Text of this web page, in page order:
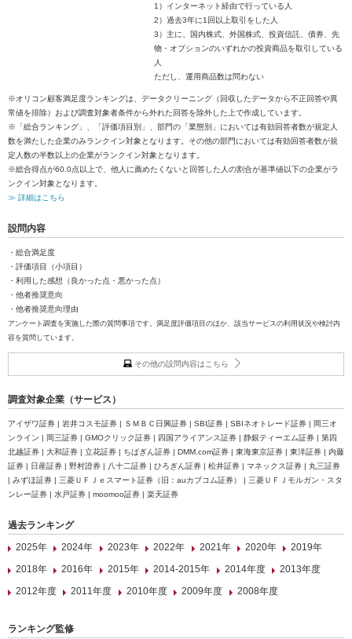
1）インターネット経由で行っている人
2）過去3年に1回以上取引をした人
3）主に、国内株式、外国株式、投資信託、債券、先
物・オプションのいずれかの投資商品を取引している
人
ただし、運用商品数は問わない
※オリコン顧客満足度ランキングは、データクリーニング（回収したデータから不正回答や異
常値を排除）および調査対象者条件から外れた回答を除外した上で作成しています。
※「総合ランキング」、「評価項目別」、部門の「業態別」においては有効回答者数が規定人
数を満たした企業のみランクイン対象となります。その他の部門においては有効回答者数が規
定人数の半数以上の企業がランクイン対象となります。
※総合得点が60.0点以上で、他人に薦めたくないと回答した人の割合が基準値以下の企業がラ
ンクイン対象となります。
≫ 詳細はこちら
設問内容
・総合満足度
・評価項目（小項目）
・利用した感想（良かった点・悪かった点）
・他者推奨意向
・他者推奨意向理由
アンケート調査を実施した際の質問事項です。満足度評価項目のほか、該当サービスの利用状況や検討内
容を質問しています。
その他の設問内容はこちら
調査対象企業（サービス）
アイザワ証券 | 岩井コスモ証券 | ＳＭＢＣ日興証券 | SBI証券 | SBIネオトレード証券 | 岡三オ
ンライン | 岡三証券 | GMOクリック証券 | 四国アライアンス証券 | 静銀ティーエム証券 | 第四
北越証券 | 大和証券 | 立花証券 | ちばぎん証券 | DMM.com証券 | 東海東京証券 | 東洋証券 | 内藤
証券 | 日産証券 | 野村證券 | 八十二証券 | ひろぎん証券 | 松井証券 | マネックス証券 | 丸三証券
| みずほ証券 | 三菱ＵＦＪｅスマート証券（旧：auカブコム証券） | 三菱ＵＦＪモルガン・スタ
ンレー証券 | 水戸証券 | moomoo証券 | 楽天証券
過去ランキング
2025年
2024年 2023年 2022年 2021年 2020年
2019年
2018年
2016年 2015年 2014-2015年 2014年度
2013年度
2012年度
2011年度 2010年度 2009年度 2008年度
ランキング監修